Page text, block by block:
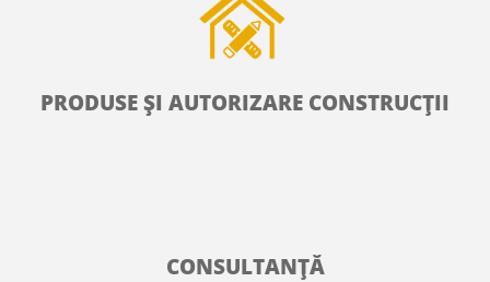
PRODUSE ŞI AUTORIZARE CONSTRUCŢII
CONSULTANŢĂ